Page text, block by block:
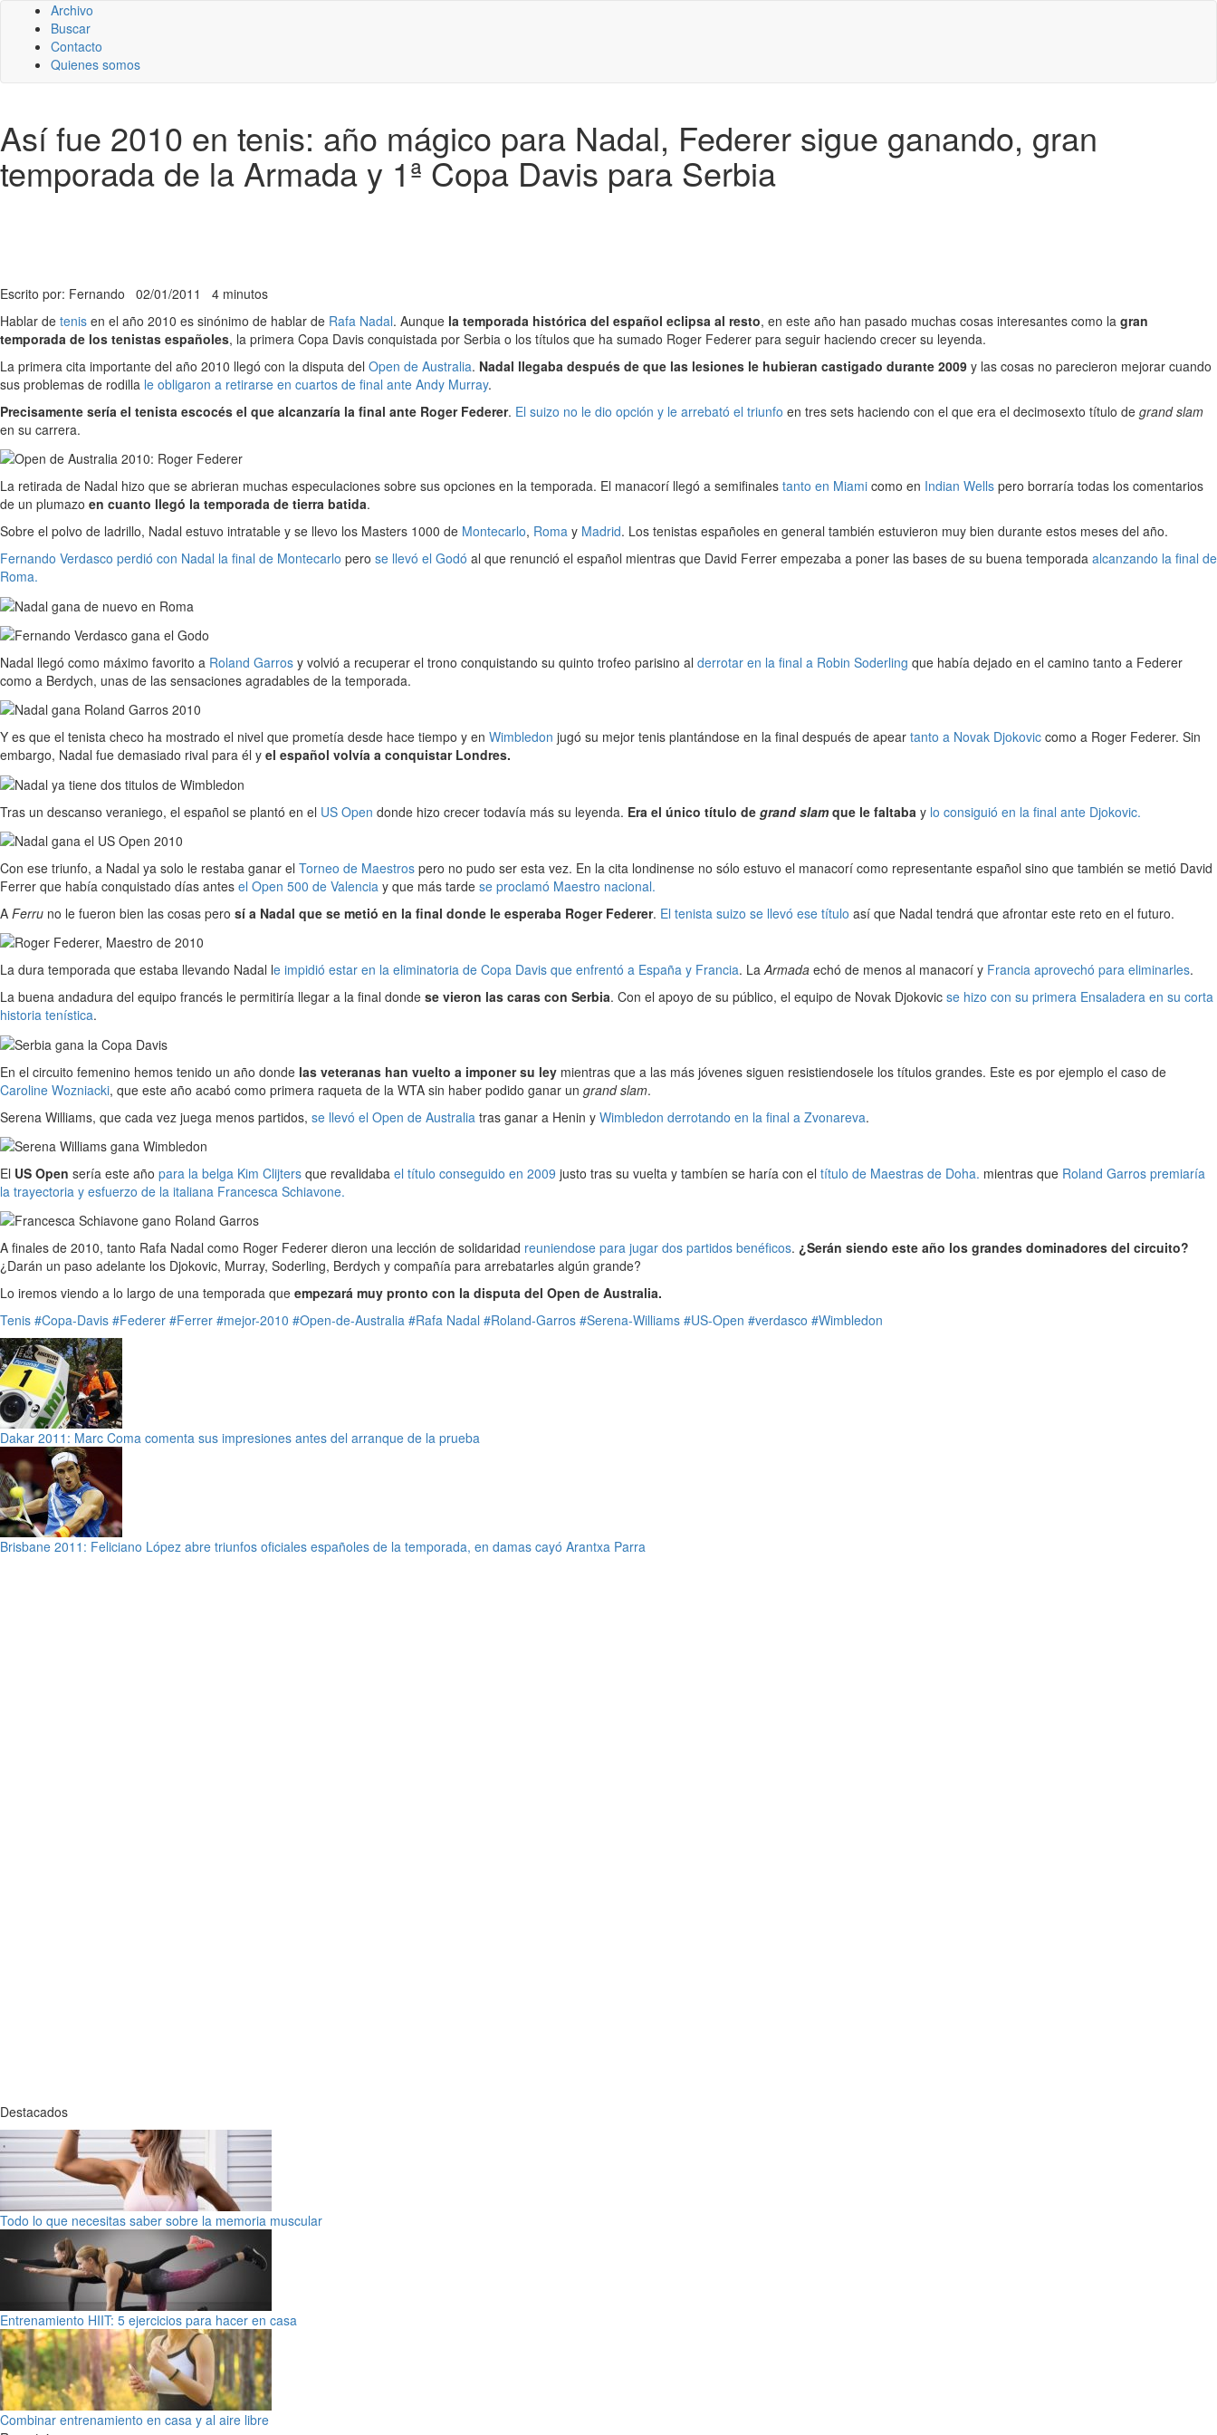
Archivo
Buscar
Contacto
Quienes somos
Así fue 2010 en tenis: año mágico para Nadal, Federer sigue ganando, gran
temporada de la Armada y 1ª Copa Davis para Serbia
Escrito por: Fernando 02/01/2011 4 minutos
Hablar de tenis en el año 2010 es sinónimo de hablar de Rafa Nadal. Aunque la temporada histórica del español eclipsa al resto, en este año han pasado muchas cosas interesantes como la gran
temporada de los tenistas españoles, la primera Copa Davis conquistada por Serbia o los títulos que ha sumado Roger Federer para seguir haciendo crecer su leyenda.
La primera cita importante del año 2010 llegó con la disputa del Open de Australia. Nadal llegaba después de que las lesiones le hubieran castigado durante 2009 y las cosas no parecieron mejorar cuando
sus problemas de rodilla le obligaron a retirarse en cuartos de final ante Andy Murray.
Precisamente sería el tenista escocés el que alcanzaría la final ante Roger Federer. El suizo no le dio opción y le arrebató el triunfo en tres sets haciendo con el que era el decimosexto título de grand slam
en su carrera.
La retirada de Nadal hizo que se abrieran muchas especulaciones sobre sus opciones en la temporada. El manacorí llegó a semifinales tanto en Miami como en Indian Wells pero borraría todas los comentarios
de un plumazo en cuanto llegó la temporada de tierra batida.
Sobre el polvo de ladrillo, Nadal estuvo intratable y se llevo los Masters 1000 de Montecarlo, Roma y Madrid. Los tenistas españoles en general también estuvieron muy bien durante estos meses del año.
Fernando Verdasco perdió con Nadal la final de Montecarlo pero se llevó el Godó al que renunció el español mientras que David Ferrer empezaba a poner las bases de su buena temporada alcanzando la final de
Roma.
Nadal llegó como máximo favorito a Roland Garros y volvió a recuperar el trono conquistando su quinto trofeo parisino al derrotar en la final a Robin Soderling que había dejado en el camino tanto a Federer
como a Berdych, unas de las sensaciones agradables de la temporada.
Y es que el tenista checo ha mostrado el nivel que prometía desde hace tiempo y en Wimbledon jugó su mejor tenis plantándose en la final después de apear tanto a Novak Djokovic como a Roger Federer. Sin
embargo, Nadal fue demasiado rival para él y el español volvía a conquistar Londres.
Tras un descanso veraniego, el español se plantó en el US Open donde hizo crecer todavía más su leyenda. Era el único título de grand slamque le faltaba y lo consiguió en la final ante Djokovic.
Con ese triunfo, a Nadal ya solo le restaba ganar el Torneo de Maestros pero no pudo ser esta vez. En la cita londinense no sólo estuvo el manacorí como representante español sino que también se metió David
Ferrer que había conquistado días antes el Open 500 de Valencia y que más tarde se proclamó Maestro nacional.
A Ferru no le fueron bien las cosas pero sí a Nadal que se metió en la final donde le esperaba Roger Federer. El tenista suizo se llevó ese título así que Nadal tendrá que afrontar este reto en el futuro.
La dura temporada que estaba llevando Nadal le impidió estar en la eliminatoria de Copa Davis que enfrentó a España y Francia. LaArmada echó de menos al manacorí y Francia aprovechó para eliminarles.
La buena andadura del equipo francés le permitiría llegar a la final donde se vieron las caras con Serbia. Con el apoyo de su público, el equipo de Novak Djokovic se hizo con su primera Ensaladera en su corta
historia tenística.
En el circuito femenino hemos tenido un año donde las veteranas han vuelto a imponer su ley mientras que a las más jóvenes siguen resistiendosele los títulos grandes. Este es por ejemplo el caso de
Caroline Wozniacki, que este año acabó como primera raqueta de la WTA sin haber podido ganar un grand slam.
Serena Williams, que cada vez juega menos partidos, se llevó el Open de Australia tras ganar a Henin y Wimbledon derrotando en la final a Zvonareva.
El US Open sería este año para la belga Kim Clijters que revalidaba el título conseguido en 2009 justo tras su vuelta y tambíen se haría con el título de Maestras de Doha. mientras que Roland Garros premiaría
la trayectoria y esfuerzo de la italiana Francesca Schiavone.
A finales de 2010, tanto Rafa Nadal como Roger Federer dieron una lección de solidaridad reuniendose para jugar dos partidos benéficos. ¿Serán siendo este año los grandes dominadores del circuito?
¿Darán un paso adelante los Djokovic, Murray, Soderling, Berdych y compañía para arrebatarles algún grande?
Lo iremos viendo a lo largo de una temporada que empezará muy pronto con la disputa del Open de Australia.
Tenis #Copa-Davis #Federer #Ferrer #mejor-2010 #Open-de-Australia #Rafa Nadal #Roland-Garros #Serena-Williams #US-Open #verdasco #Wimbledon
Dakar 2011: Marc Coma comenta sus impresiones antes del arranque de la prueba
Brisbane 2011: Feliciano López abre triunfos oficiales españoles de la temporada, en damas cayó Arantxa Parra
Destacados
Todo lo que necesitas saber sobre la memoria muscular
Entrenamiento HIIT: 5 ejercicios para hacer en casa
Combinar entrenamiento en casa y al aire libre